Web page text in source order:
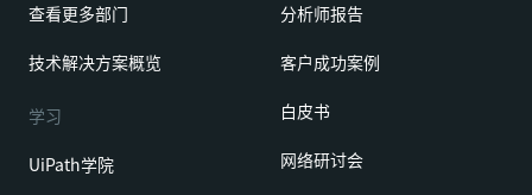
查看更多部门
技术解决方案概览
学习
UiPath学院
分析师报告
客户成功案例
白皮书
网络研讨会